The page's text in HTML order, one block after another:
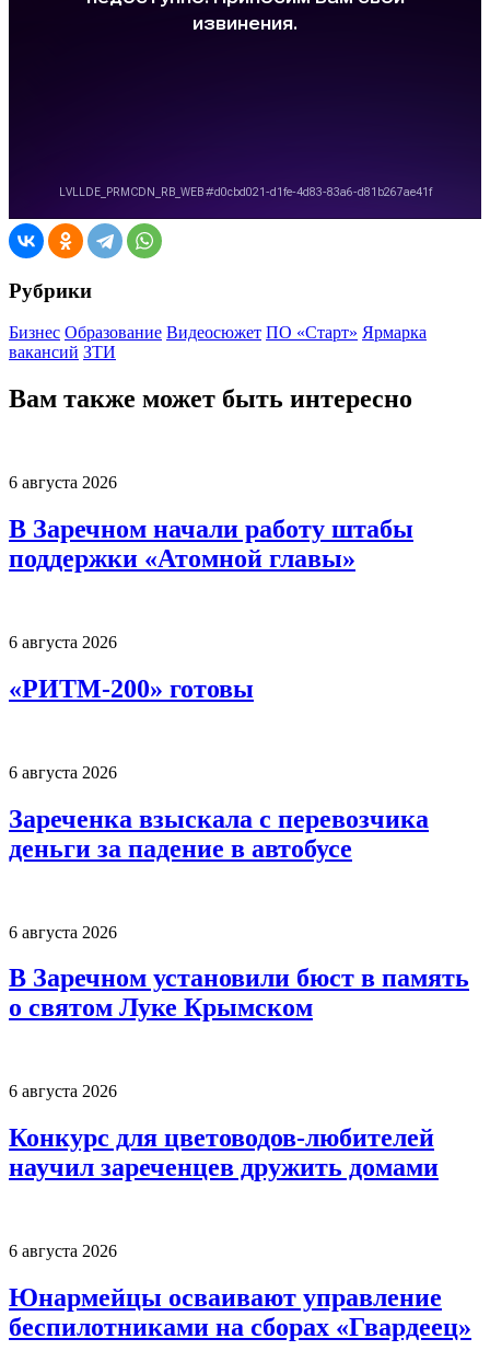
Рубрики
Бизнес Образование Видеосюжет ПО «Старт» Ярмарка
вакансий ЗТИ
Вам также может быть интересно
6 августа 2026
В Заречном начали работу штабы
поддержки «Атомной главы»
6 августа 2026
«РИТМ-200» готовы
6 августа 2026
Зареченка взыскала с перевозчика
деньги за падение в автобусе
6 августа 2026
В Заречном установили бюст в память
о святом Луке Крымском
6 августа 2026
Конкурс для цветоводов-любителей
научил зареченцев дружить домами
6 августа 2026
Юнармейцы осваивают управление
беспилотниками на сборах «Гвардеец»